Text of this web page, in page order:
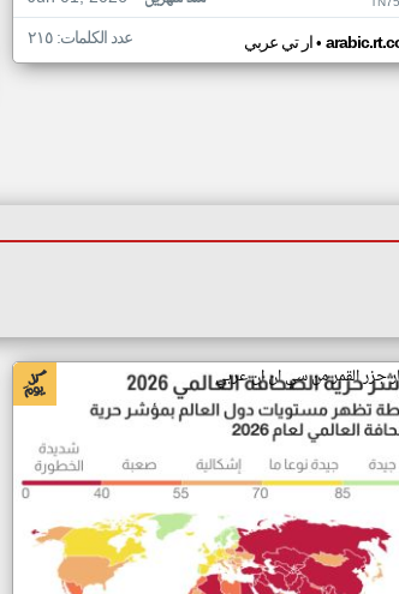
ار تي عربي• عدد الكلمات: ٢١٥
جزر القمر من سي ان ان عربي